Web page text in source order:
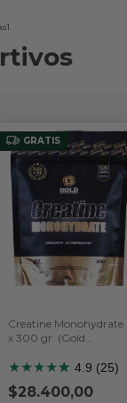
GRATIS
Creatine Monohydrate
x 300 gr. (Gold
★★★★★
★ 4.9 (25)
$28.400,00